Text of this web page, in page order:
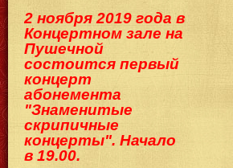
2 ноября 2019 года в
Концертном зале на
Пушечной
состоится первый
концерт
абонемента
"Знаменитые
скрипичные
концерты". Начало
в 19.00.